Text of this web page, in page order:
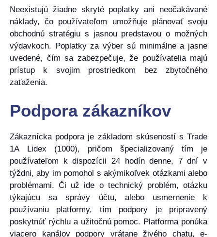
Neexistujú žiadne skryté poplatky ani neočakávané
náklady, čo používateľom umožňuje plánovať svoju
obchodnú stratégiu s jasnou predstavou o možných
výdavkoch. Poplatky za výber sú minimálne a jasne
uvedené, čím sa zabezpečuje, že používatelia majú
prístup k svojim prostriedkom bez zbytočného
zaťaženia.
Podpora zákazníkov
Zákaznícka podpora je základom skúseností s Trade
1A Lidex (1000), pričom špecializovaný tím je
používateľom k dispozícii 24 hodín denne, 7 dní v
týždni, aby im pomohol s akýmikoľvek otázkami alebo
problémami. Či už ide o technický problém, otázku
týkajúcu sa správy účtu, alebo usmernenie k
používaniu platformy, tím podpory je pripravený
poskytnúť rýchlu a užitočnú pomoc. Platforma ponúka
viacero kanálov podpory vrátane živého chatu, e-